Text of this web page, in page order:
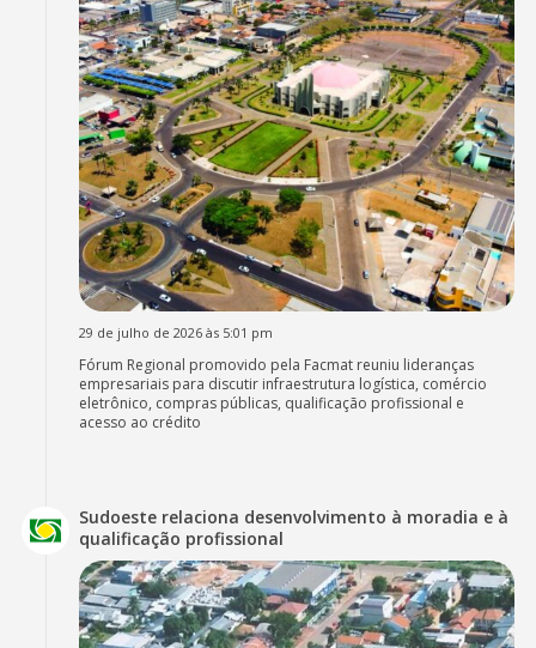
29 de julho de 2026 às 5:01 pm
Fórum Regional promovido pela Facmat reuniu lideranças
empresariais para discutir infraestrutura logística, comércio
eletrônico, compras públicas, qualificação profissional e
acesso ao crédito
Sudoeste relaciona desenvolvimento à moradia e à
qualificação profissional